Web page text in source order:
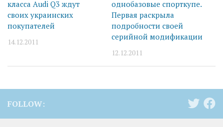
класса Audi Q3 ждут
своих украинских
покупателей
14.12.2011
однобазовые спорткупе.
Первая раскрыла
подробности своей
серийной модификации
12.12.2011
FOLLOW: